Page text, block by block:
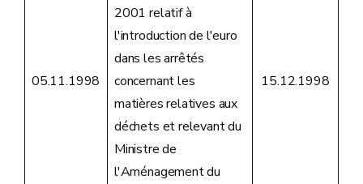
05.11.1998
2001 relatif à
l'introduction de l'euro
dans les arrêtés
concernant les
matières relatives aux
déchets et relevant du
Ministre de
l'Aménagement du
15.12.1998